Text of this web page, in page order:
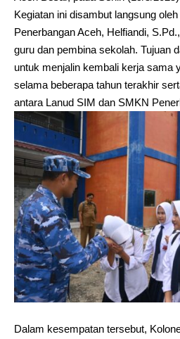
Kegiatan ini disambut langsung
Penerbangan Aceh, Helfiandi,
guru dan pembina sekolah. Tujuan
untuk menjalin kembali kerja sama
selama beberapa tahun terakhir
antara Lanud SIM dan SMKN
Dalam kesempatan tersebut,